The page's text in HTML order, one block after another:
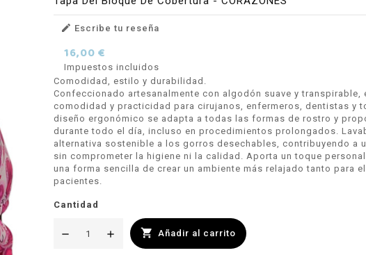
 Escribe tu reseña
16,00 €
Impuestos incluidos
Comodidad, estilo y durabilidad.
Confeccionado artesanalmente con algodón suave y
comodidad y practicidad para cirujanos, enfermeros, dentistas y
diseño ergonómico se adapta a todas las formas de rostro y
durante todo el día, incluso en procedimientos prolongados.
alternativa sostenible a los gorros desechables, contribuyendo a
sin comprometer la higiene ni la calidad. Aporta un toque
una forma sencilla de crear un ambiente más relajado tanto para
pacientes.
Cantidad
 Añadir al carrito